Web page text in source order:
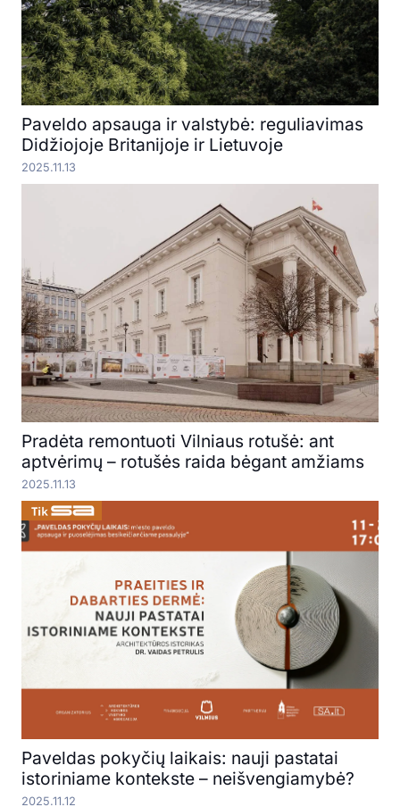
Paveldo apsauga ir valstybė: reguliavimas
Didžiojoje Britanijoje ir Lietuvoje
2025.11.13
Pradėta remontuoti Vilniaus rotušė: ant
aptvėrimų – rotušės raida bėgant amžiams
2025.11.13
Paveldas pokyčių laikais: nauji pastatai
istoriniame kontekste – neišvengiamybė?
2025.11.12